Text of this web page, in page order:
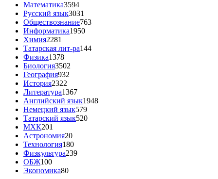
Математика3594
Русский язык3031
Обществознание763
Информатика1950
Химия2281
Татарская лит-ра144
Физика1378
Биология3502
География932
История2322
Литература1367
Английский язык1948
Немецкий язык579
Татарский язык520
МХК201
Астрономия20
Технология180
Физкультура239
ОБЖ100
Экономика80